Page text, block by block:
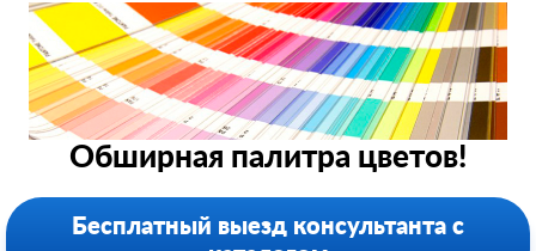
Обширная палитра цветов!
Бесплатный выезд консультанта с